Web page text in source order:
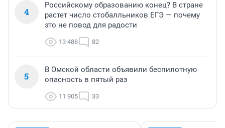
4
Российскому образованию конец? В стране
растет число стобалльников ЕГЭ — почему
это не повод для радости
13 488 82
5
В Омской области объявили беспилотную
опасность в пятый раз
11 905 33